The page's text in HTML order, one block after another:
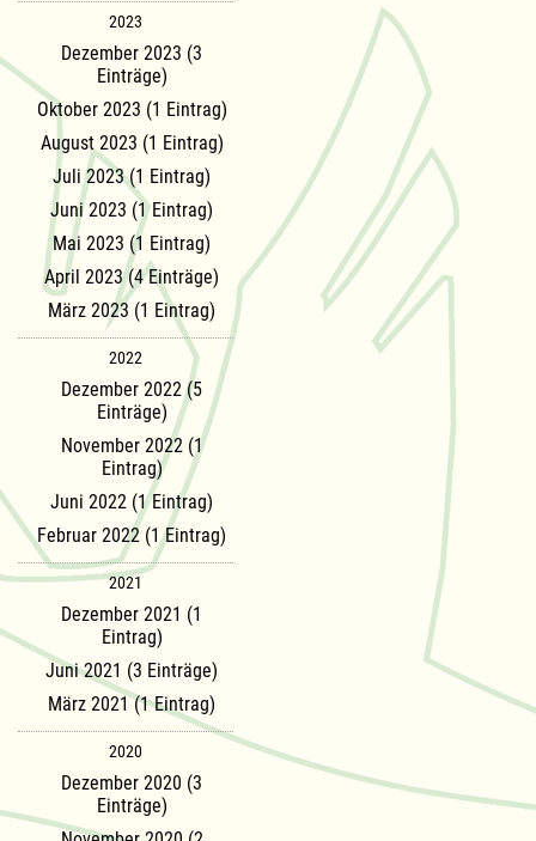
2023
Dezember 2023 (3
Einträge)
Oktober 2023 (1 Eintrag)
August 2023 (1 Eintrag)
Juli 2023 (1 Eintrag)
Juni 2023 (1 Eintrag)
Mai 2023 (1 Eintrag)
April 2023 (4 Einträge)
März 2023 (1 Eintrag)
2022
Dezember 2022 (5
Einträge)
November 2022 (1
Eintrag)
Juni 2022 (1 Eintrag)
Februar 2022 (1 Eintrag)
2021
Dezember 2021 (1
Eintrag)
Juni 2021 (3 Einträge)
März 2021 (1 Eintrag)
2020
Dezember 2020 (3
Einträge)